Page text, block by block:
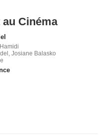
Cinéma
Josiane Balasko